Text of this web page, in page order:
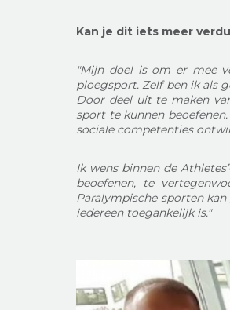
Kan je dit iets meer
"Mijn doel is om er mee
ploegsport. Zelf ben ik als
Door deel uit te maken
sport te kunnen
sociale competenties
Ik wens binnen de
beoefenen, te
Paralympische sporten
iedereen toegankelijk is."